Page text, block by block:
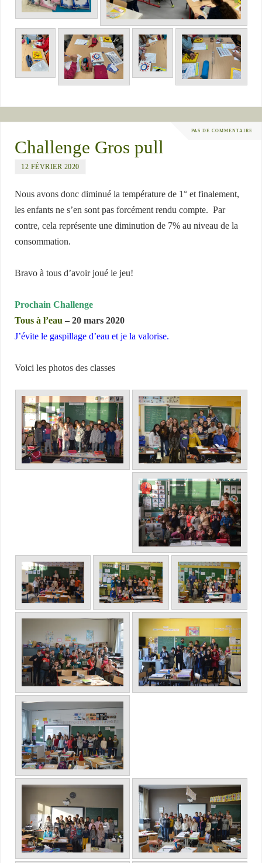
PAS DE COMMENTAIRE
Challenge Gros pull
12 FÉVRIER 2020
Nous avons donc diminué la température de 1° et finalement,
les enfants ne s’en sont pas forcément rendu compte. Par
contre, cela représente une diminution de 7% au niveau de la
consommation.
Bravo à tous d’avoir joué le jeu!
Prochain Challenge
Tous à l’eau – 20 mars 2020
J’évite le gaspillage d’eau et je la valorise.
Voici les photos des classes